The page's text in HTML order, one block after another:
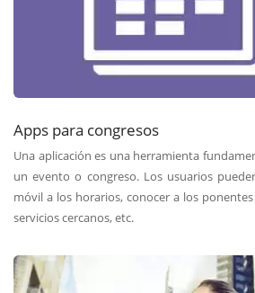
Apps para congresos
Una aplicación es una herramienta
un evento o congreso. Los usuarios
móvil a los horarios, conocer a los
servicios cercanos, etc.